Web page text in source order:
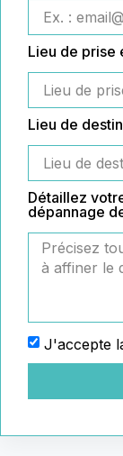
Lieu de prise
Lieu de
Détaillez
dépannage
J'accepte